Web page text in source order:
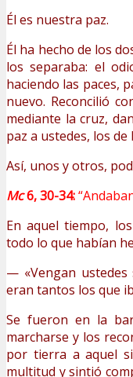
Él es nuestra paz.
Él ha hecho de los
los separaba: el
haciendo las paces,
nuevo. Reconcilió
mediante la cruz,
paz a ustedes, los de
Así, unos y otros,
Mc6, 30-34:
En aquel tiempo,
todo lo que habían
— «Vengan
eran tantos los que
Se fueron en la
marcharse y los
por tierra a aquel
multitud y sintió